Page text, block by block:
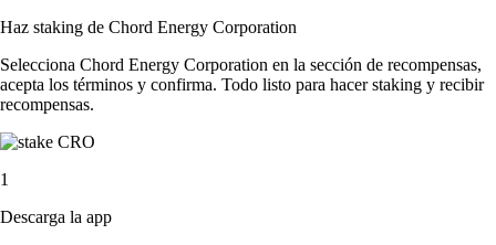
Haz staking de Chord Energy Corporation
Selecciona Chord Energy Corporation en la sección de recompensas,
acepta los términos y confirma. Todo listo para hacer staking y recibir
recompensas.
1
Descarga la app